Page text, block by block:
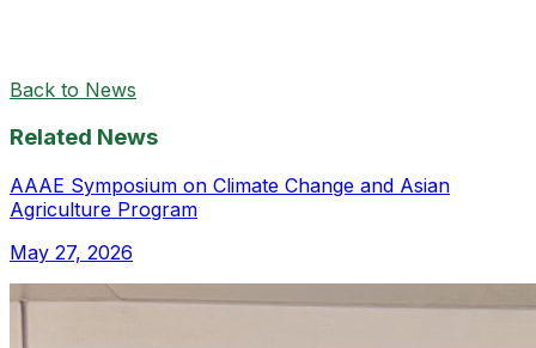
Back to News
Related News
AAAE Symposium on Climate Change and Asian
Agriculture Program
May 27, 2026